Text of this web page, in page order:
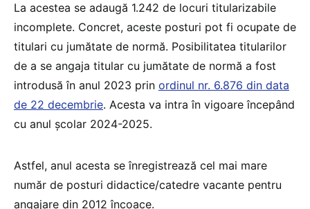
La acestea se adaugă 1.242 de locuri titularizabile
incomplete. Concret, aceste posturi pot fi ocupate de
titulari cu jumătate de normă. Posibilitatea titularilor
de a se angaja titular cu jumătate de normă a fost
introdusă în anul 2023 prin ordinul nr. 6.876 din data
de 22 decembrie. Acesta va intra în vigoare începând
cu anul școlar 2024-2025.
Astfel, anul acesta se înregistrează cel mai mare
număr de posturi didactice/catedre vacante pentru
angajare din 2012 încoace.